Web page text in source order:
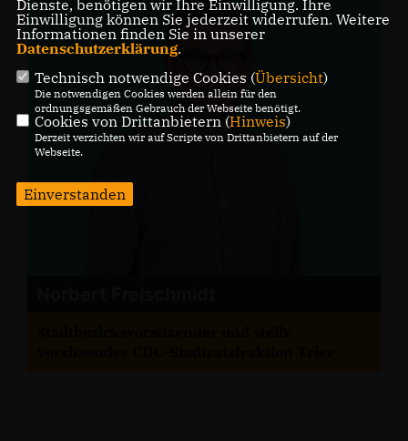
Dienste, benötigen wir Ihre Einwilligung. Ihre
Einwilligung können Sie jederzeit widerrufen. Weitere
Informationen finden Sie in unserer
Datenschutzerklärung.
Technisch notwendige Cookies (Übersicht)
Die notwendigen Cookies werden allein für den
ordnungsgemäßen Gebrauch der Webseite benötigt.
Cookies von Drittanbietern (Hinweis)
Derzeit verzichten wir auf Scripte von Drittanbietern auf der
Webseite.
Einverstanden